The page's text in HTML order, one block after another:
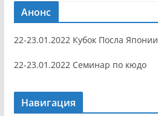
Анонс
22-23.01.2022 Кубок Посла Японии
22-23.01.2022 Семинар по кюдо
Навигация